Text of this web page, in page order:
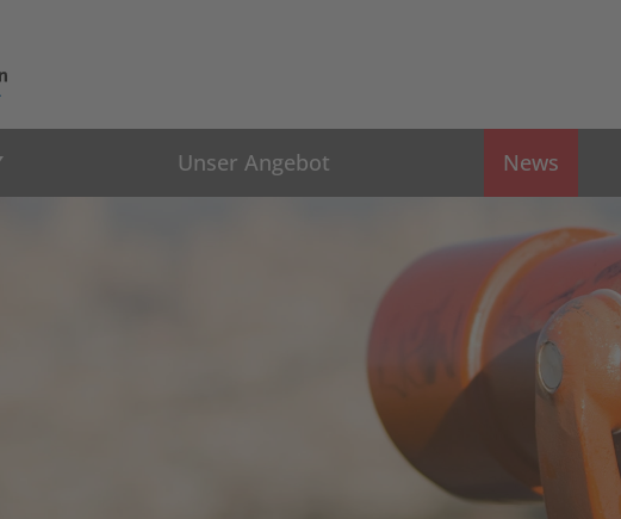
Unser Angebot News